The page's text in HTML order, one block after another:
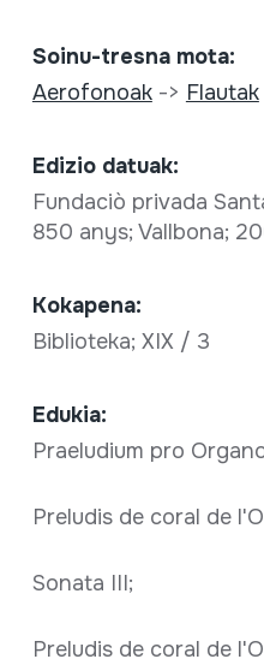
Soinu-tresna mota:
Aerofonoak-> Flautak
Edizio datuak:
Fundaciò privada
850 anys; Vallbona;
Kokapena:
Biblioteka; XIX / 3
Edukia:
Praeludium pro
Preludis de coral de
Sonata III;
Preludis de coral de